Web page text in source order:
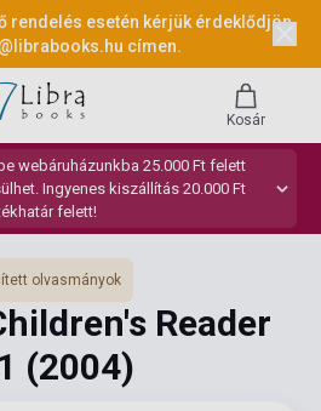
rendelés esetén kérjük érdeklődjön
címen.
webáruházunkba 25.000 Ft felett
Ingyenes kiszállítás 20.000 Ft
felett!
Kosár
olvasmányok
Reader
(2004)